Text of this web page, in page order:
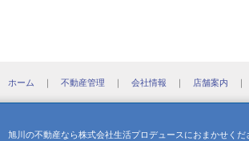
ホーム ｜ 不動産管理 ｜ 会社情報 ｜ 店舗案内 ｜
旭川の不動産なら株式会社生活プロデュースにおまかせく